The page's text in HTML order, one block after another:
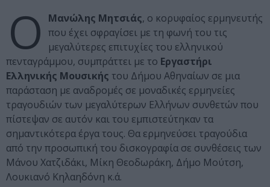
Ο Μανώλης Μητσιάς, ο κορυφαίος ερμηνευτής
που έχει σφραγίσει με τη φωνή του τις
μεγαλύτερες επιτυχίες του ελληνικού
πενταγράμμου, συμπράττει με το Εργαστήρι
Ελληνικής Μουσικής του Δήμου Αθηναίων σε μια
παράσταση με αναδρομές σε μοναδικές ερμηνείες
τραγουδιών των μεγαλύτερων Ελλήνων συνθετών που
πίστεψαν σε αυτόν και του εμπιστεύτηκαν τα
σημαντικότερα έργα τους. Θα ερμηνεύσει τραγούδια
από την προσωπική του δισκογραφία σε συνθέσεις των
Μάνου Χατζιδάκι, Μίκη Θεοδωράκη, Δήμο Μούτση,
Λουκιανό Κηλαηδόνη κ.ά.